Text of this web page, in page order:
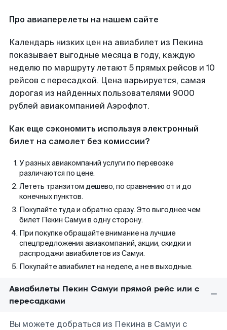
Про авиаперелеты на нашем сайте
Календарь низких цен на авиабилет из Пекина
показывает выгодные месяца в году, каждую
неделю по маршруту летают 5 прямых рейсов и 10
рейсов с пересадкой. Цена варьируется, самая
дорогая из найденных пользователями 9000
рублей авиакомпанией Аэрофлот.
Как еще сэкономить используя электронный
билет на самолет без комиссии?
У разных авиакомпаний услуги по перевозке
различаются по цене.
Лететь транзитом дешево, по сравнению от и до
конечных пунктов.
Покупайте туда и обратно сразу. Это выгоднее чем
билет Пекин Самуи в одну сторону.
При покупке обращайте внимание на лучшие
спецпредложения авиакомпаний, акции, скидки и
распродажи авиабилетов из Самуи.
Покупайте авиабилет на неделе, а не в выходные.
Авиабилеты Пекин Самуи прямой рейс или с
пересадками
Вы можете добраться из Пекина в Самуи с